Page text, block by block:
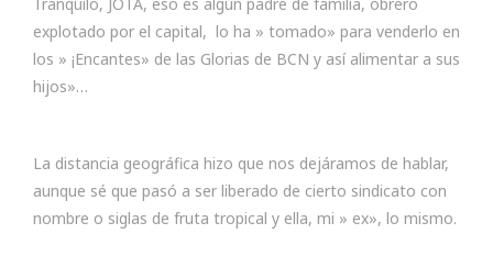
explotado por el capital, lo ha » tomado» para venderlo en
los » ¡Encantes» de las Glorias de BCN y así alimentar a sus
hijos»…
La distancia geográfica hizo que nos dejáramos de hablar,
aunque sé que pasó a ser liberado de cierto sindicato con
nombre o siglas de fruta tropical y ella, mi » ex», lo mismo.